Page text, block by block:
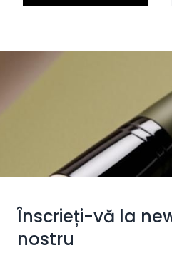
Înscrieți-vă la
nostru